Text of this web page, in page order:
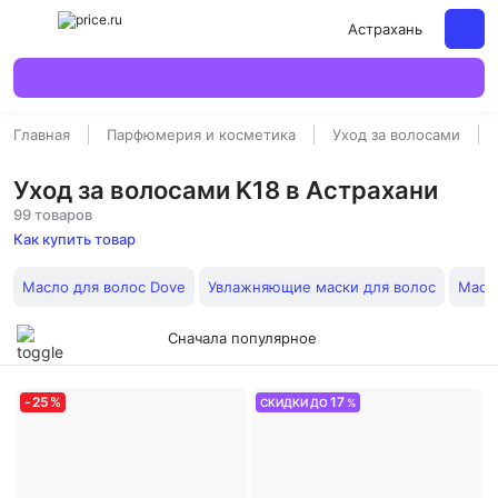
Астрахань
Главная Парфюмерия и косметика Уход за волосами
Уход за волосами K18 в Астрахани
99 товаров
Как купить товар
Масло для волос Dove Увлажняющие маски для волос
Сначала популярное
-25 % СКИДКИ ДО17 %